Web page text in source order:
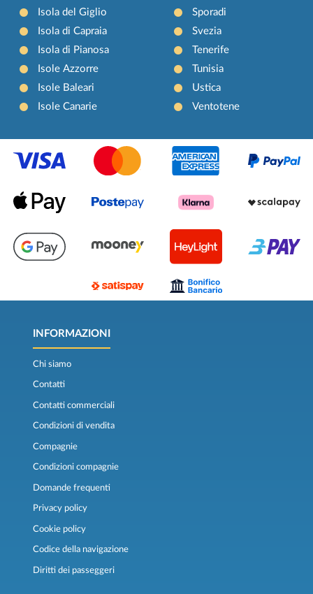
Isola del Giglio
Isola di Capraia
Isola di Pianosa
Isole Azzorre
Isole Baleari
Isole Canarie
Sporadi
Svezia
Tenerife
Tunisia
Ustica
Ventotene
INFORMAZIONI
Chi siamo
Contatti
Contatti commerciali
Condizioni di vendita
Compagnie
Condizioni compagnie
Domande frequenti
Privacy policy
Cookie policy
Codice della navigazione
Diritti dei passeggeri